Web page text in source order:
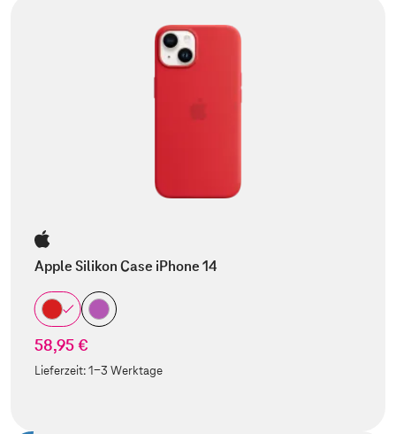
Apple Silikon Case iPhone 14
58,95 €
Lieferzeit:1-3 Werktage